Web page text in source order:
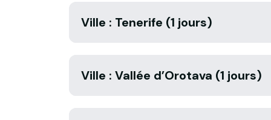
Ville : Tenerife (1 jours)
Ville : Vallée d’Orotava (1 jours)